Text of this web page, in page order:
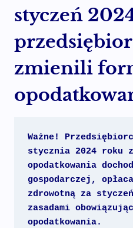
styczeń
zmienili
Ważne!
stycznia 2024 roku
opodatkowania
gospodarczej,
zdrowotną za
zasadami
opodatkowania.